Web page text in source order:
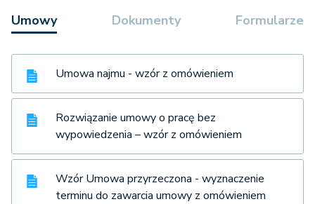
Umowy Dokumenty Formularze
Umowa najmu - wzór z omówieniem
Rozwiązanie umowy o pracę bez
wypowiedzenia – wzór z omówieniem
Wzór Umowa przyrzeczona - wyznaczenie
terminu do zawarcia umowy z omówieniem